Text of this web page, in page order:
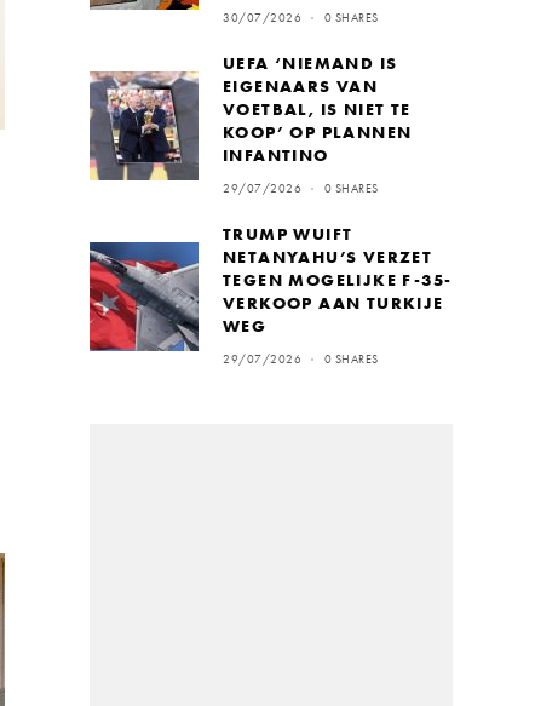
30/07/2026 0 SHARES
UEFA ‘NIEMAND IS
EIGENAARS VAN
VOETBAL, IS NIET TE
KOOP’ OP PLANNEN
INFANTINO
29/07/2026 0 SHARES
TRUMP WUIFT
NETANYAHU’S VERZET
TEGEN MOGELIJKE F-35-
VERKOOP AAN TURKIJE
WEG
29/07/2026 0 SHARES